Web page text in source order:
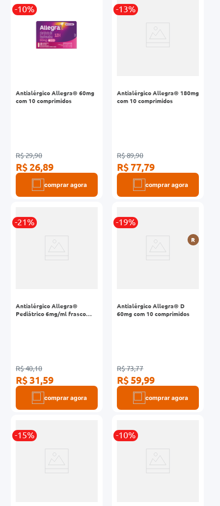
-10%
Antialérgico Allegra® 60mg
com 10 comprimidos
R$ 29,90
R$ 26,89
comprar agora
-13%
Antialérgico Allegra® 180mg
com 10 comprimidos
R$ 89,90
R$ 77,79
comprar agora
-21%
Antialérgico Allegra®
Pediátrico 6mg/ml frasco
R$ 40,10
R$ 31,59
comprar agora
-19%
R
Antialérgico Allegra® D
60mg com 10 comprimidos
R$ 73,77
R$ 59,99
comprar agora
-15% -10%